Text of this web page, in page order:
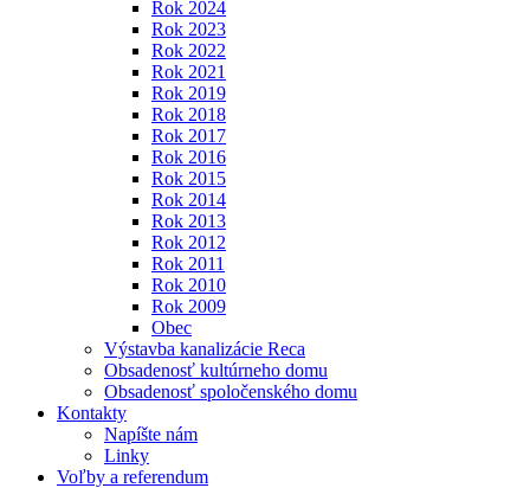
Rok 2024
Rok 2023
Rok 2022
Rok 2021
Rok 2019
Rok 2018
Rok 2017
Rok 2016
Rok 2015
Rok 2014
Rok 2013
Rok 2012
Rok 2011
Rok 2010
Rok 2009
Obec
Výstavba kanalizácie Reca
Obsadenosť kultúrneho domu
Obsadenosť spoločenského domu
Kontakty
Napíšte nám
Linky
Voľby a referendum